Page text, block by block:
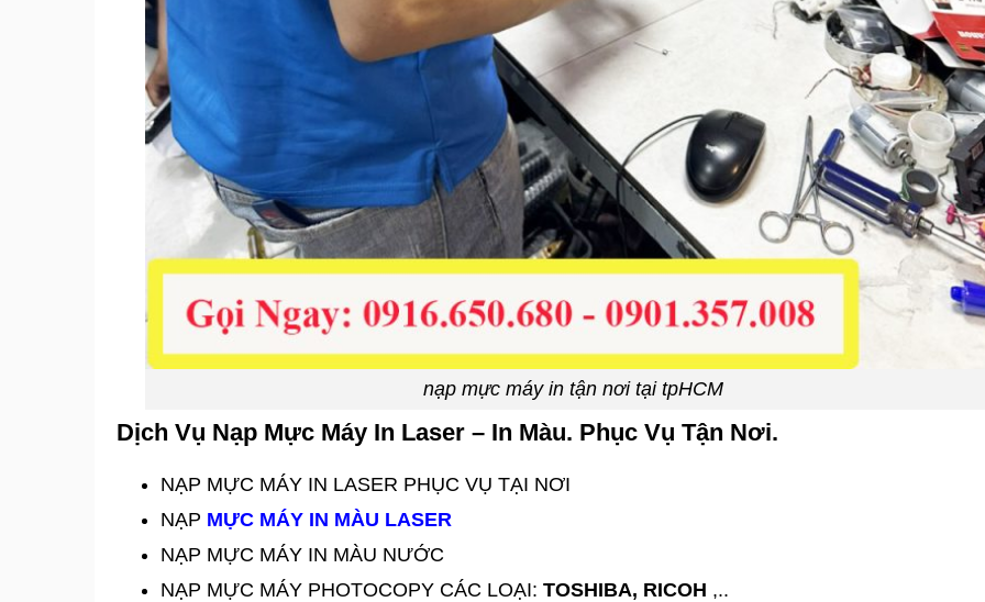
nạp mực máy in tận nơi tại tpHCM
Dịch Vụ Nạp Mực Máy In Laser – In Màu. Phục Vụ Tận Nơi.
NẠP MỰC MÁY IN LASER PHỤC VỤ TẠI NƠI
NẠP MỰC MÁY IN MÀU LASER
NẠP MỰC MÁY IN MÀU NƯỚC
NẠP MỰC MÁY PHOTOCOPY CÁC LOẠI: TOSHIBA, RICOH ,..